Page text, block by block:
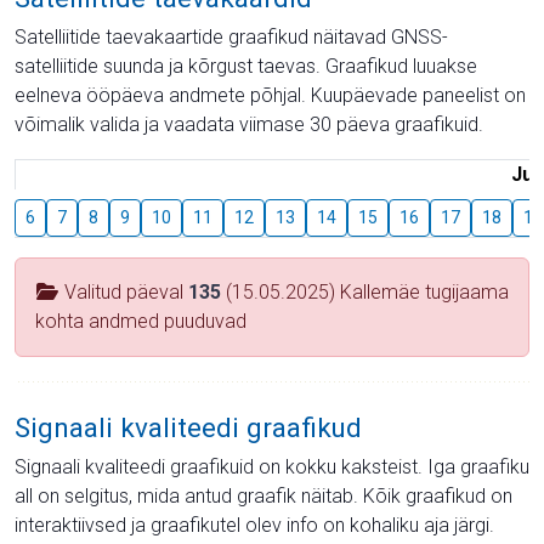
Satelliitide taevakaartide graafikud näitavad GNSS-
satelliitide suunda ja kõrgust taevas. Graafikud luuakse
eelneva ööpäeva andmete põhjal. Kuupäevade paneelist on
võimalik valida ja vaadata viimase 30 päeva graafikuid.
6 7 8 9 10 11 12 13 14 15 16 17 18 19
Valitud päeval 135 (15.05.2025) Kallemäe tugijaama
kohta andmed puuduvad
Signaali kvaliteedi graafikud
Signaali kvaliteedi graafikuid on kokku kaksteist. Iga graafiku
all on selgitus, mida antud graafik näitab. Kõik graafikud on
interaktiivsed ja graafikutel olev info on kohaliku aja järgi.